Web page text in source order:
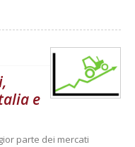
e
parte dei mercati